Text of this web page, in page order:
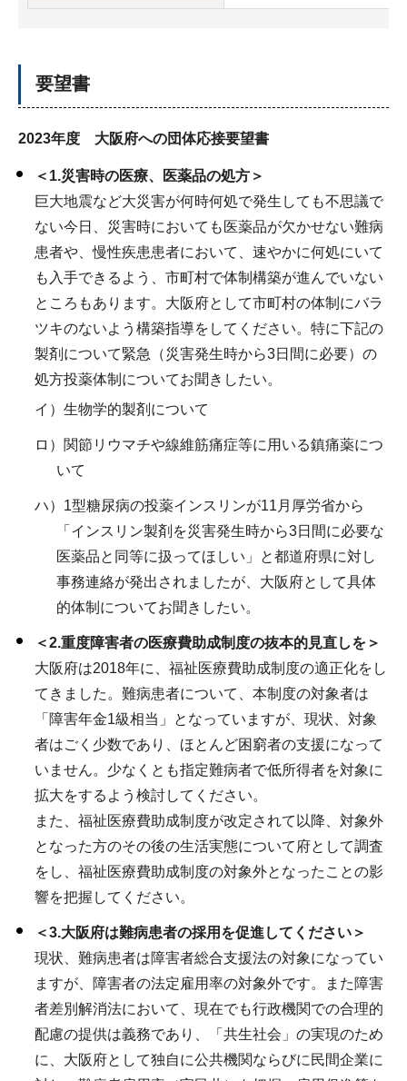
要望書
2023年度 大阪府への団体応接要望書
＜1.災害時の医療、医薬品の処方＞
巨大地震など大災害が何時何処で発生しても不思議で
ない今日、災害時においても医薬品が欠かせない難病
患者や、慢性疾患患者において、速やかに何処にいて
も入手できるよう、市町村で体制構築が進んでいない
ところもあります。大阪府として市町村の体制にバラ
ツキのないよう構築指導をしてください。特に下記の
製剤について緊急（災害発生時から3日間に必要）の
処方投薬体制についてお聞きしたい。
イ）生物学的製剤について
ロ）関節リウマチや線維筋痛症等に用いる鎮痛薬につ
いて
ハ）1型糖尿病の投薬インスリンが11月厚労省から
「インスリン製剤を災害発生時から3日間に必要な
医薬品と同等に扱ってほしい」と都道府県に対し
事務連絡が発出されましたが、大阪府として具体
的体制についてお聞きしたい。
＜2.重度障害者の医療費助成制度の抜本的見直しを＞
大阪府は2018年に、福祉医療費助成制度の適正化をし
てきました。難病患者について、本制度の対象者は
「障害年金1級相当」となっていますが、現状、対象
者はごく少数であり、ほとんど困窮者の支援になって
いません。少なくとも指定難病者で低所得者を対象に
拡大をするよう検討してください。
また、福祉医療費助成制度が改定されて以降、対象外
となった方のその後の生活実態について府として調査
をし、福祉医療費助成制度の対象外となったことの影
響を把握してください。
＜3.大阪府は難病患者の採用を促進してください＞
現状、難病患者は障害者総合支援法の対象になってい
ますが、障害者の法定雇用率の対象外です。また障害
者差別解消法において、現在でも行政機関での合理的
配慮の提供は義務であり、「共生社会」の実現のため
に、大阪府として独自に公共機関ならびに民間企業に